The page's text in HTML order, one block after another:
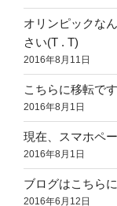
オリンピックな
さい(T . T)
2016年8月11日
こちらに移転です
2016年8月1日
現在、スマホペ
2016年8月1日
ブログはこちら
2016年6月12日